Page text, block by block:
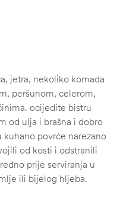
jetra, nekoliko komada
peršunom, celerom,
ocijedite bistru
od ulja i brašna i dobro
povrće narezano
od kosti i odstranili
prije serviranja u
ili bijelog hljeba.